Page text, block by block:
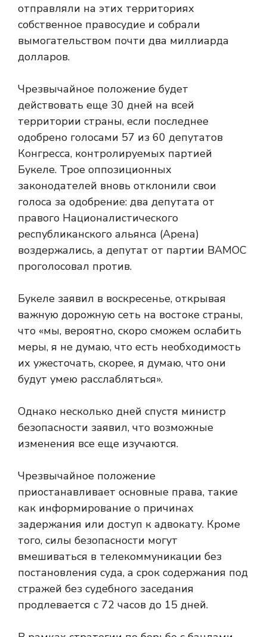
отправляли на этих территориях
собственное правосудие и собрали
вымогательством почти два миллиарда
долларов.
Чрезвычайное положение будет
действовать еще 30 дней на всей
территории страны, если последнее
одобрено голосами 57 из 60 депутатов
Конгресса, контролируемых партией
Букеле. Трое оппозиционных
законодателей вновь отклонили свои
голоса за одобрение: два депутата от
правого Националистического
республиканского альянса (Арена)
воздержались, а депутат от партии ВАМОС
проголосовал против.
Букеле заявил в воскресенье, открывая
важную дорожную сеть на востоке страны,
что «мы, вероятно, скоро сможем ослабить
меры, я не думаю, что есть необходимость
их ужесточать, скорее, я думаю, что они
будут умею расслабляться».
Однако несколько дней спустя министр
безопасности заявил, что возможные
изменения все еще изучаются.
Чрезвычайное положение
приостанавливает основные права, такие
как информирование о причинах
задержания или доступ к адвокату. Кроме
того, силы безопасности могут
вмешиваться в телекоммуникации без
постановления суда, а срок содержания под
стражей без судебного заседания
продлевается с 72 часов до 15 дней.